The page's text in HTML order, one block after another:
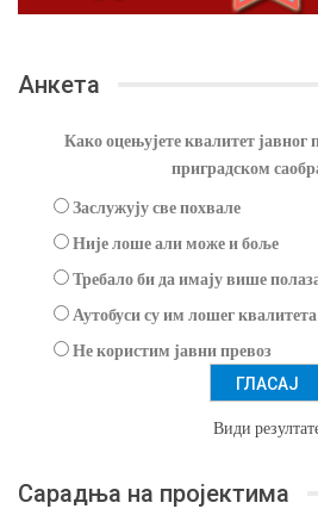
Анкета
Како оцењујете квалитет јавног
приградском
Заслужују све похвале
Није лоше али може и боље
Требало би да имају више
Аутобуси су им лошег
Не користим јавни превоз
Види
Сарадња на пројектима